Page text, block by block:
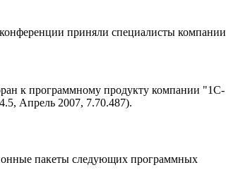
приняли специалисты компании
к программному продукту компании "1С-
Апрель 2007, 7.70.487).
пакеты следующих программных